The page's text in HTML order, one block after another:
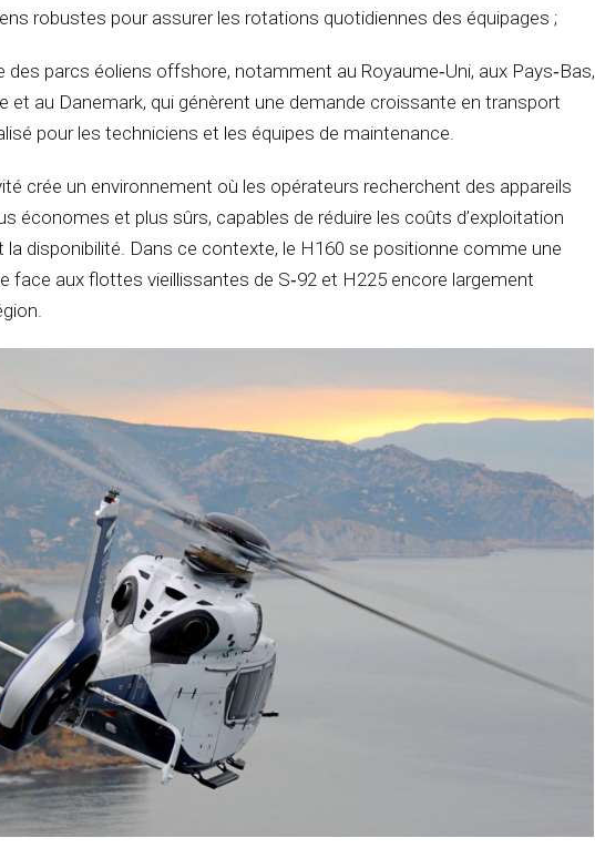
robustes pour assurer les rotations quotidiennes des équipages ;
des parcs éoliens offshore, notamment au Royaume‑Uni, aux Pays‑Bas,
et au Danemark, qui génèrent une demande croissante en transport
pour les techniciens et les équipes de maintenance.
crée un environnement où les opérateurs recherchent des appareils
économes et plus sûrs, capables de réduire les coûts d’exploitation
disponibilité. Dans ce contexte, le H160 se positionne comme une
face aux flottes vieillissantes de S‑92 et H225 encore largement